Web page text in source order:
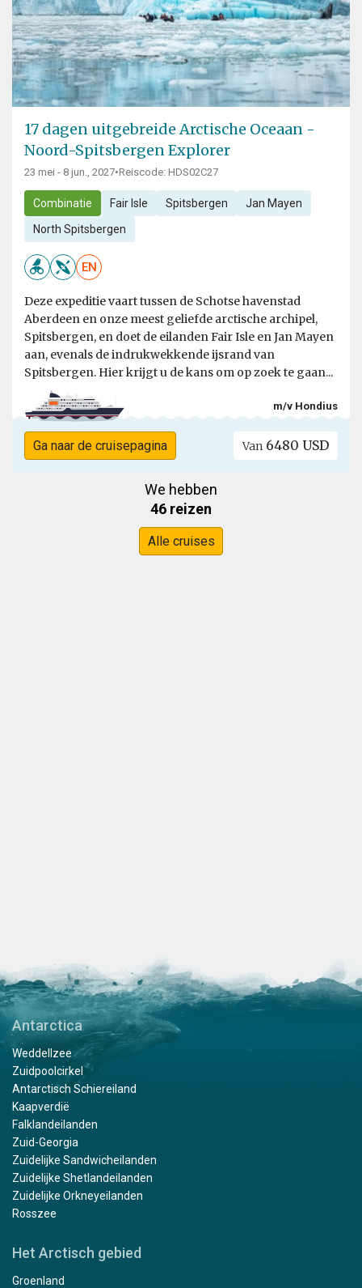
17 dagen uitgebreide Arctische Oceaan -
Noord-Spitsbergen Explorer
23 mei - 8 jun., 2027•Reiscode: HDS02C27
Combinatie Fair Isle Spitsbergen Jan Mayen
North Spitsbergen
EN
Deze expeditie vaart tussen de Schotse havenstad
Aberdeen en onze meest geliefde arctische archipel,
Spitsbergen, en doet de eilanden Fair Isle en Jan Mayen
aan, evenals de indrukwekkende ijsrand van
Spitsbergen. Hier krijgt u de kans om op zoek te gaan...
m/v Hondius
Ga naar de cruisepagina Van 6480 USD
We hebben
46 reizen
Alle cruises
Antarctica
Weddellzee
Zuidpoolcirkel
Antarctisch Schiereiland
Kaapverdië
Falklandeilanden
Zuid-Georgia
Zuidelijke Sandwicheilanden
Zuidelijke Shetlandeilanden
Zuidelijke Orkneyeilanden
Rosszee
Het Arctisch gebied
Groenland